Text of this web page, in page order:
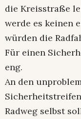
die Kreisstraße
werde es keinen
würden die
Für einen
eng.
An den
Radweg selbst